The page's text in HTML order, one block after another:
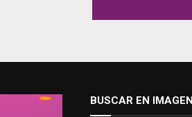
BUSCAR EN IMAGEN